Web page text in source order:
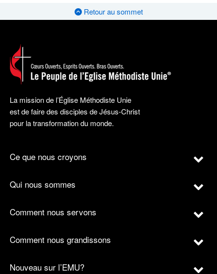
Retour au sommet
La mission de l’Église Méthodiste Unie
est de faire des disciples de Jésus-Christ
pour la transformation du monde.
Ce que nous croyons
Qui nous sommes
Comment nous servons
Comment nous grandissons
Nouveau sur l’EMU?